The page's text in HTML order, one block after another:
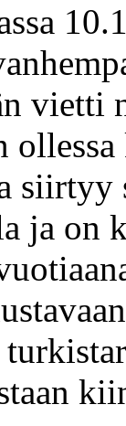
vietti
siirtyy
ja on